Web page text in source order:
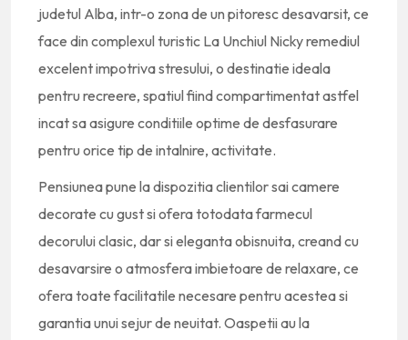
judetul Alba, intr-o zona de un pitoresc desavarsit, ce
face din complexul turistic La Unchiul Nicky remediul
excelent impotriva stresului, o destinatie ideala
pentru recreere, spatiul fiind compartimentat astfel
incat sa asigure conditiile optime de desfasurare
pentru orice tip de intalnire, activitate.
Pensiunea pune la dispozitia clientilor sai camere
decorate cu gust si ofera totodata farmecul
decorului clasic, dar si eleganta obisnuita, creand cu
desavarsire o atmosfera imbietoare de relaxare, ce
ofera toate facilitatile necesare pentru acestea si
garantia unui sejur de neuitat. Oaspetii au la